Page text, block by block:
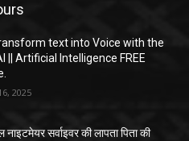
text into Voice with the
|| Artificial Intelligence FREE
2025
सर्वाइवर की लापता पिता की